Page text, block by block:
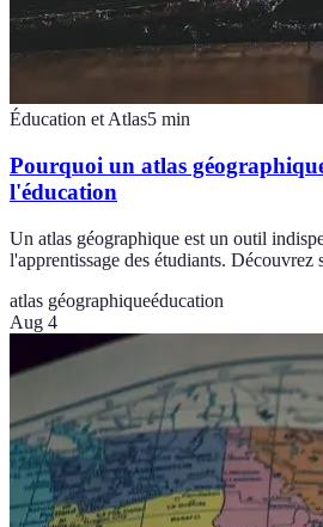
Éducation et Atlas5 min
Pourquoi un atlas
l'éducation
Un atlas géographique est un outil
l'apprentissage des étudiants. Découvrez
atlas géographiqueéducation
Aug 4